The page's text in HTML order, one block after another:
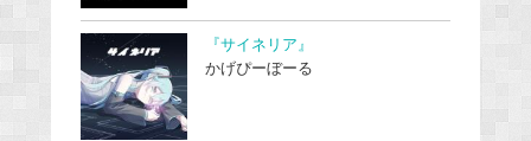
『サイネリア』
かげぴーぼーる